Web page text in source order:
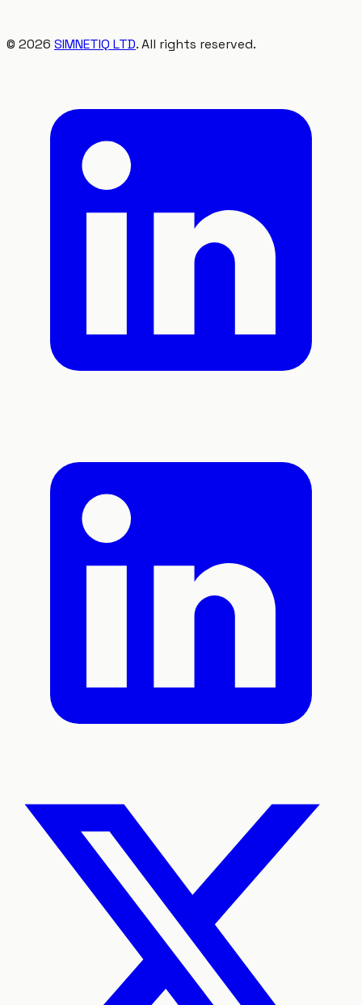
© 2026 SIMNETIQ LTD. All rights reserved.